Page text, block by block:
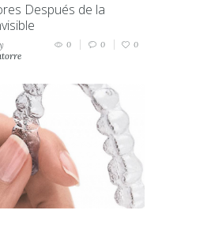
Después de la
0 0 0